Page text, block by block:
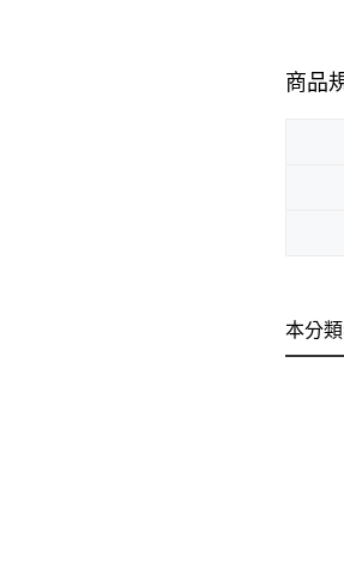
商品
本分